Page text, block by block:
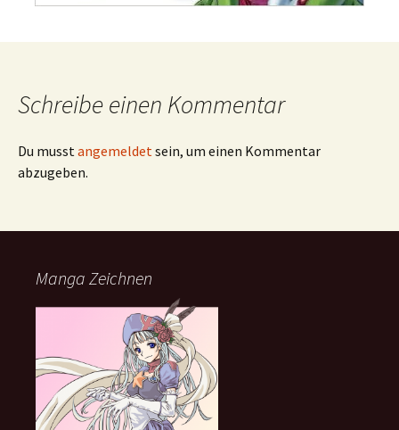
Schreibe einen Kommentar
Du musstangemeldetsein, um einen Kommentar
abzugeben.
Manga Zeichnen